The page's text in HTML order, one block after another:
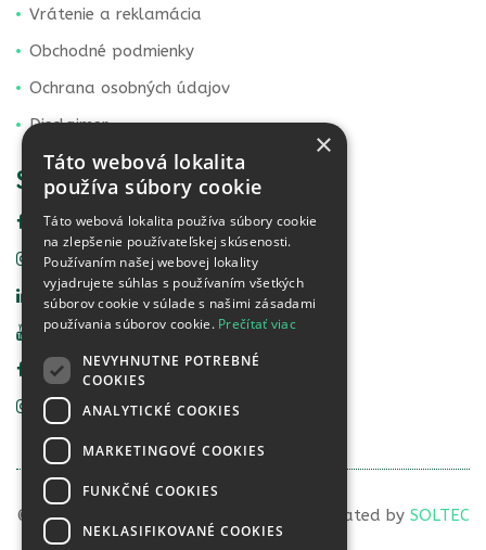
Vrátenie a reklamácia
Obchodné podmienky
Ochrana osobných údajov
Disclaimer
SOCIÁLNE SIETE
Facebook Vital Life
Instagram Vital Life
Linkedin Vital Life
YouTube Vital Life
Facebook Food Detective
Instagram Food Detective
© 2023 VITAL LIFE diagnostics, s.r.o. | Created by SOLTEC
×
Táto webová lokalita
používa súbory cookie
Táto webová lokalita používa súbory cookie
na zlepšenie používateľskej skúsenosti.
Používaním našej webovej lokality
vyjadrujete súhlas s používaním všetkých
súborov cookie v súlade s našimi zásadami
používania súborov cookie. Prečítať viac
NEVYHNUTNE POTREBNÉ
COOKIES
ANALYTICKÉ COOKIES
MARKETINGOVÉ COOKIES
FUNKČNÉ COOKIES
NEKLASIFIKOVANÉ COOKIES